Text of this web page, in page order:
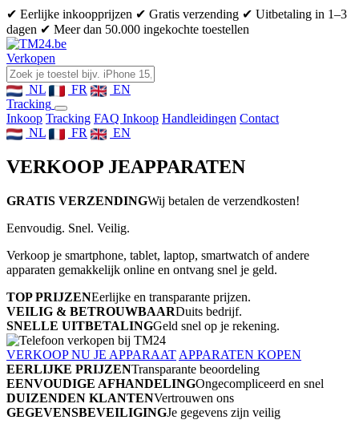
✔ Eerlijke inkoopprijzen ✔ Gratis verzending ✔ Uitbetaling in 1–3
dagen ✔ Meer dan 50.000 ingekochte toestellen
Verkopen
NL FR
EN
Tracking
Inkoop Tracking FAQ Inkoop Handleidingen Contact
NL
FR EN
VERKOOP JEAPPARATEN
GRATIS VERZENDINGWij betalen de verzendkosten!
Eenvoudig. Snel. Veilig.
Verkoop je smartphone, tablet, laptop, smartwatch of andere
apparaten gemakkelijk online en ontvang snel je geld.
TOP PRIJZENEerlijke en transparante prijzen.
VEILIG & BETROUWBAARDuits bedrijf.
SNELLE UITBETALINGGeld snel op je rekening.
VERKOOP NU JE APPARAAT APPARATEN KOPEN
EERLIJKE PRIJZENTransparante beoordeling
EENVOUDIGE AFHANDELINGOngecompliceerd en snel
DUIZENDEN KLANTENVertrouwen ons
GEGEVENSBEVEILIGINGJe gegevens zijn veilig